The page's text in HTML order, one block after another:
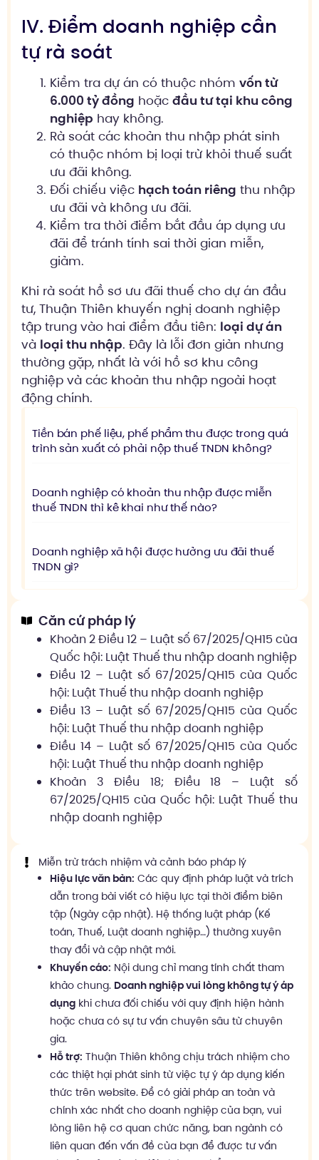
IV. Điểm doanh nghiệp cần
tự rà soát
Kiểm tra dự án có thuộc nhóm vốn từ
6.000 tỷ đồng hoặc đầu tư tại khu công
nghiệp hay không.
Rà soát các khoản thu nhập phát sinh
có thuộc nhóm bị loại trừ khỏi thuế suất
ưu đãi không.
Đối chiếu việc hạch toán riêng thu nhập
ưu đãi và không ưu đãi.
Kiểm tra thời điểm bắt đầu áp dụng ưu
đãi để tránh tính sai thời gian miễn,
giảm.
Khi rà soát hồ sơ ưu đãi thuế cho dự án đầu
tư, Thuận Thiên khuyến nghị doanh nghiệp
tập trung vào hai điểm đầu tiên: loại dự án
và loại thu nhập. Đây là lỗi đơn giản nhưng
thường gặp, nhất là với hồ sơ khu công
nghiệp và các khoản thu nhập ngoài hoạt
động chính.
Tiền bán phế liệu, phế phẩm thu được trong quá
trình sản xuất có phải nộp thuế TNDN không?
Doanh nghiệp có khoản thu nhập được miễn
thuế TNDN thì kê khai như thế nào?
Doanh nghiệp xã hội được hưởng ưu đãi thuế
TNDN gì?
Căn cứ pháp lý
Khoản 2 Điều 12 – Luật số 67/2025/QH15 của
Quốc hội: Luật Thuế thu nhập doanh nghiệp
Điều 12 – Luật số 67/2025/QH15 của Quốc
hội: Luật Thuế thu nhập doanh nghiệp
Điều 13 – Luật số 67/2025/QH15 của Quốc
hội: Luật Thuế thu nhập doanh nghiệp
Điều 14 – Luật số 67/2025/QH15 của Quốc
hội: Luật Thuế thu nhập doanh nghiệp
Khoản 3 Điều 18; Điều 18 – Luật số
67/2025/QH15 của Quốc hội: Luật Thuế thu
nhập doanh nghiệp
Miễn trừ trách nhiệm và cảnh báo pháp lý
Hiệu lực văn bản: Các quy định pháp luật và trích
dẫn trong bài viết có hiệu lực tại thời điểm biên
tập (Ngày cập nhật). Hệ thống luật pháp (Kế
toán, Thuế, Luật doanh nghiệp…) thường xuyên
thay đổi và cập nhật mới.
Khuyến cáo: Nội dung chỉ mang tính chất tham
khảo chung. Doanh nghiệp vui lòng không tự ý áp
dụng khi chưa đối chiếu với quy định hiện hành
hoặc chưa có sự tư vấn chuyên sâu từ chuyên
gia.
Hỗ trợ: Thuận Thiên không chịu trách nhiệm cho
các thiệt hại phát sinh từ việc tự ý áp dụng kiến
thức trên website. Để có giải pháp an toàn và
chính xác nhất cho doanh nghiệp của bạn, vui
lòng liên hệ cơ quan chức năng, ban ngành có
liên quan đến vấn đề của bạn để được tư vấn